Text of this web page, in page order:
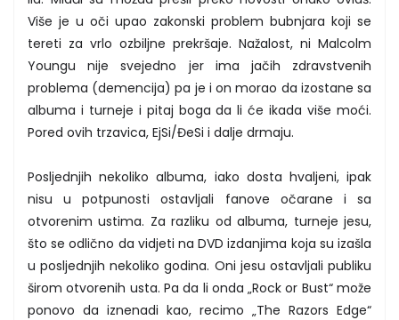
Više je u oči upao zakonski problem bubnjara koji se
tereti za vrlo ozbiljne prekršaje. Nažalost, ni Malcolm
Youngu nije svejedno jer ima jačih zdravstvenih
problema (demencija) pa je i on morao da izostane sa
albuma i turneje i pitaj boga da li će ikada više moći.
Pored ovih trzavica, EjSi/ĐeSi i dalje drmaju.
Posljednjih nekoliko albuma, iako dosta hvaljeni, ipak
nisu u potpunosti ostavljali fanove očarane i sa
otvorenim ustima. Za razliku od albuma, turneje jesu,
što se odlično da vidjeti na DVD izdanjima koja su izašla
u posljednjih nekoliko godina. Oni jesu ostavljali publiku
širom otvorenih usta. Pa da li onda „Rock or Bust“ može
ponovo da iznenadi kao, recimo „The Razors Edge“